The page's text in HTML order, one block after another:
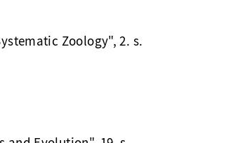
Zoology", 2. s.